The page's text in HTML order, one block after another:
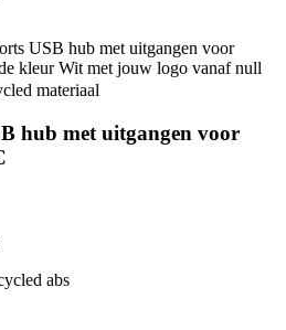
materiaal
hub met uitgangen voor
abs